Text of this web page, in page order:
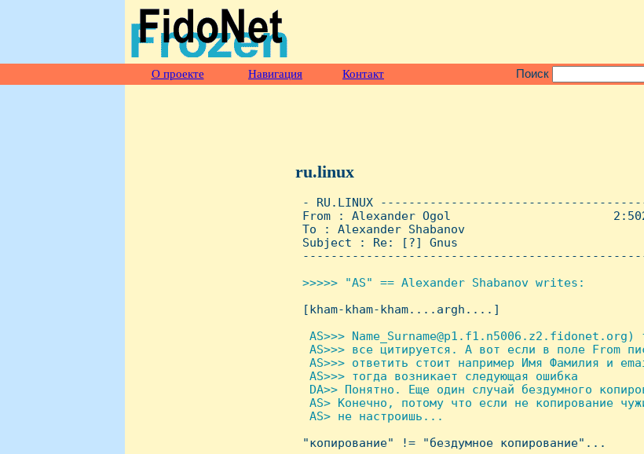
О проекте Навигация Контакт Поиск
ru.linux
- RU.LINUX
From : Alexander Ogol
To : Alexander Shabanov
Subject : Re: [?] Gnus
>>>>> "AS" == Alexander Shabanov writes:
[kham-kham-kham....argh....]
AS>>> Name_Surname@p1.f1.n5006.z2.fidonet.org)
AS>>> все цитируется. А вот если в поле From
AS>>> ответить стоит например Имя Фамилия и
  AS>>> тогда возникает следующая ошибка
DA>> Понятно. Еще один случай бездумного
AS> Конечно, потому что если не копирование
  AS> не настроишь...
"копирование" != "бездумное копирование"...